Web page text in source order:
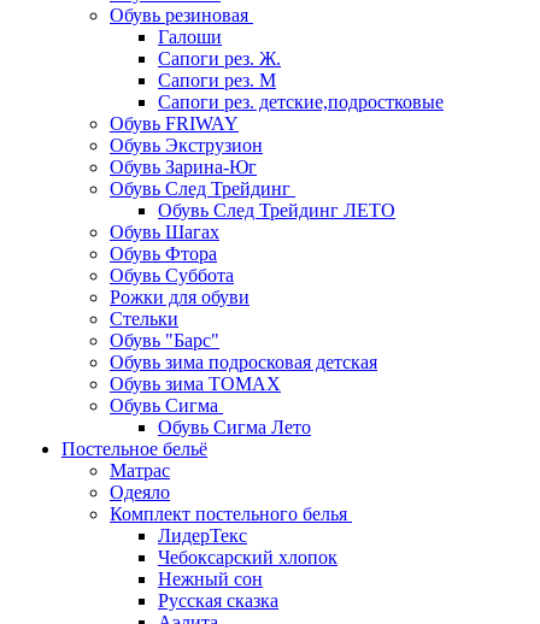
Обувь резиновая
Галоши
Сапоги рез. Ж.
Сапоги рез. М
Сапоги рез. детские,подростковые
Обувь FRIWAY
Обувь Экструзион
Обувь Зарина-Юг
Обувь След Трейдинг
Обувь След Трейдинг ЛЕТО
Обувь Шагах
Обувь Фтора
Обувь Суббота
Рожки для обуви
Стельки
Обувь "Барс"
Обувь зима подросковая детская
Обувь зима ТОМАХ
Обувь Сигма
Обувь Сигма Лето
Постельное бельё
Матрас
Одеяло
Комплект постельного белья
ЛидерТекс
Чебоксарский хлопок
Нежный сон
Русская сказка